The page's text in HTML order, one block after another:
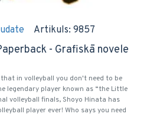
Artikuls: 9857
- Grafiskā novele
in volleyball you don't need to be
legendary player known as “the Little
volleyball finals, Shoyo Hinata has
player ever! Who says you need